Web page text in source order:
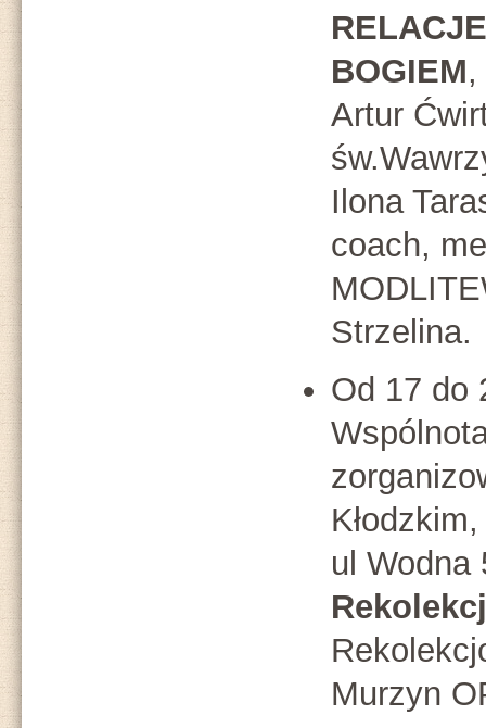
BOGIEM,
Artur
Ilona
coach,
Strzelina.
Od 17 do
ul
Murzyn